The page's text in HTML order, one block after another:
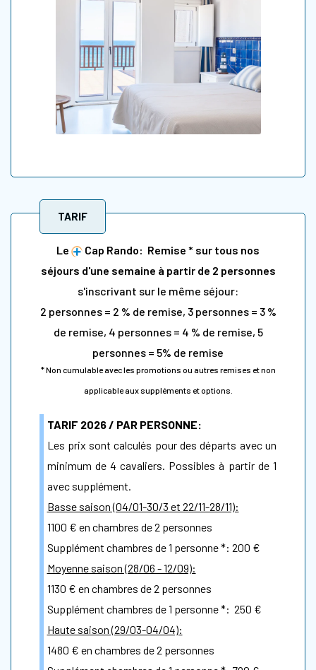
TARIF
Le
Cap Rando: Remise * sur tous nos
séjours d'une semaine à partir de 2 personnes
s'inscrivant sur le même séjour:
2 personnes = 2 % de remise, 3 personnes = 3 %
de remise, 4 personnes = 4 % de remise, 5
personnes = 5% de remise
* Non cumulable avec les promotions ou autres remises et non
applicable aux suppléments et options.
TARIF 2026 / PAR PERSONNE:
Les prix sont calculés pour des départs avec un
minimum de 4 cavaliers. Possibles à partir de 1
avec supplément.
Basse saison (04/01-30/3 et 22/11-28/11):
1100 € en chambres de 2 personnes
Supplément chambres de 1 personne *: 200 €
Moyenne saison (28/06 - 12/09):
1130 € en chambres de 2 personnes
Supplément chambres de 1 personne *: 250 €
Haute saison (29/03-04/04):
1480 € en chambres de 2 personnes